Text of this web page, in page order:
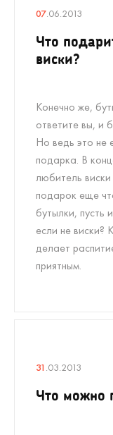
07.06.2013
Что
виски?
Конечно же,
ответите вы, и
Но ведь это не
подарка. В
любитель виски
подарок еще
бутылки, пусть
если не виски?
делает
приятным.
31 .03.2013
Что можно